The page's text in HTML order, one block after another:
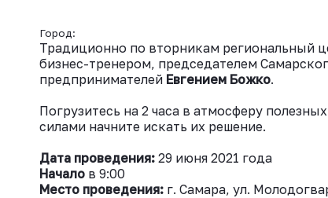
Город:
Традиционно по вторникам региональный
бизнес-тренером, председателем
предпринимателей Евгением Божко.
Погрузитесь на 2 часа в атмосферу
силами начните искать их решение.
Дата проведения: 29 июня 2021 года
Начало в 9:00
Место проведения: г. Самара, ул.